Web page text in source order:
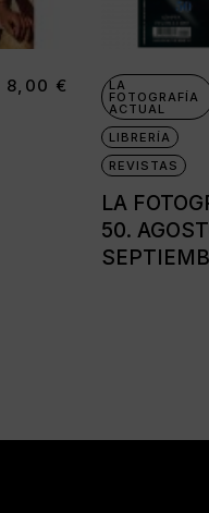
8,00 € LA
FOTOGRAFÍA
ACTUAL
LIBRERÍA
REVISTAS
LA
50.